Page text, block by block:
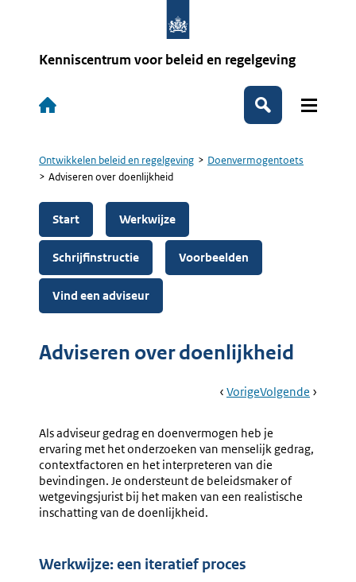
Kenniscentrum voor beleid en regelgeving
Hoofdnavigatie
Zoeken
Kruimelpad
Ontwikkelen beleid en regelgeving
Doenvermogentoets
Adviseren over doenlijkheid
Start Werkwijze
Schrijfinstructie Voorbeelden
Vind een adviseur
Adviseren over doenlijkheid
Book
Ga
VorigePagina:
Maken
Ga
Volgende Pagina:
Als adviseur gedrag en doenvermogen heb je
ervaring met het onderzoeken van menselijk gedrag,
contextfactoren en het interpreteren van die
bevindingen. Je ondersteunt de beleidsmaker of
wetgevingsjurist bij het maken van een realistische
inschatting van de doenlijkheid.
Werkwijze: een iteratief proces